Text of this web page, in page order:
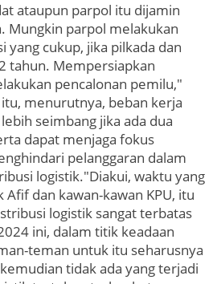
ataupun parpol itu dijamin
Mungkin parpol melakukan
yang cukup, jika pilkada dan
tahun. Mempersiapkan
pencalonan pemilu,"
menurutnya, beban kerja
seimbang jika ada dua
dapat menjaga fokus
pelanggaran dalam
logistik."Diakui, waktu yang
dan kawan-kawan KPU, itu
logistik sangat terbatas
ini, dalam titik keadaan
teman untuk itu seharusnya
tidak ada yang terjadi